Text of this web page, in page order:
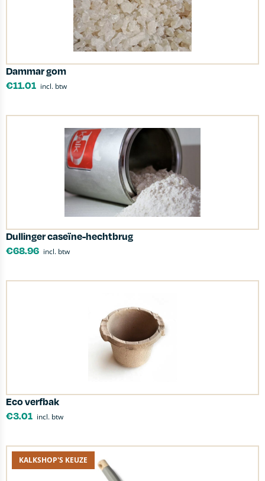
Dammar gom
€11.01 incl. btw
Dullinger caseïne-hechtbrug
€68.96 incl. btw
Eco verfbak
€3.01 incl. btw
KALKSHOP'S KEUZE